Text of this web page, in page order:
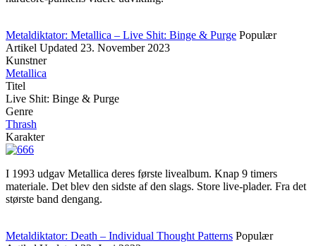
Metaldiktator: Metallica – Live Shit: Binge & Purge Populær
Artikel Updated 23. November 2023
Kunstner
Metallica
Titel
Live Shit: Binge & Purge
Genre
Thrash
Karakter
I 1993 udgav Metallica deres første livealbum. Knap 9 timers
materiale. Det blev den sidste af den slags. Store live-plader. Fra det
største band dengang.
Metaldiktator: Death – Individual Thought Patterns Populær